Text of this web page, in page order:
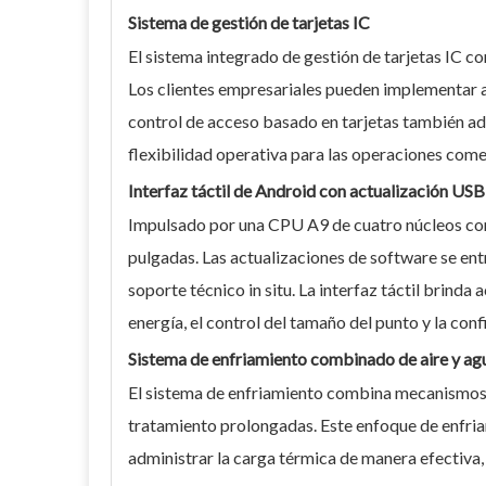
Sistema de gestión de tarjetas IC
El sistema integrado de gestión de tarjetas IC
Los clientes empresariales pueden implementar
control de acceso basado en tarjetas también
flexibilidad operativa para las operaciones
Interfaz táctil de Android con actualización USB
Impulsado por una CPU A9 de cuatro núcleos
pulgadas. Las actualizaciones de software se
soporte técnico in situ. La interfaz táctil brinda
energía, el control del tamaño del punto y la
Sistema de enfriamiento combinado de aire y
El sistema de enfriamiento combina
tratamiento prolongadas. Este enfoque de
administrar la carga térmica de manera